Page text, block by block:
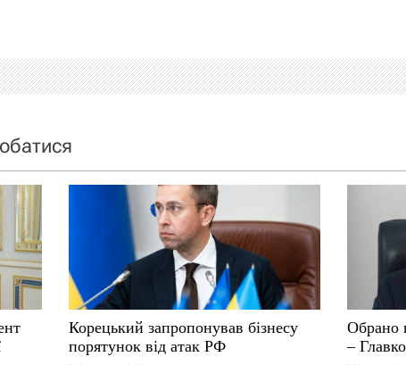
Корецький запропонував бізнесу
порятунок від атак РФ
Обрано
–